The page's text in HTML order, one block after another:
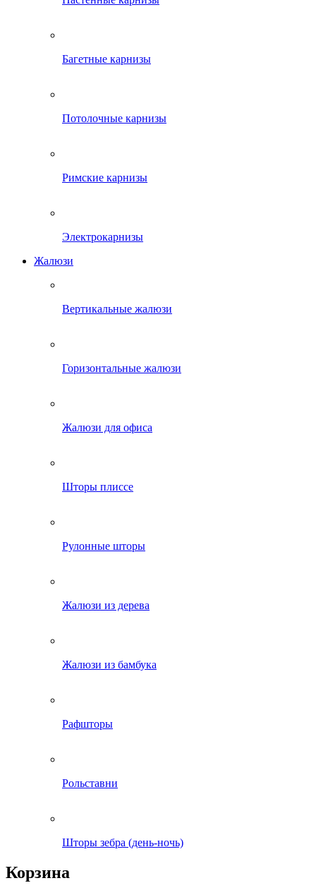
Багетные карнизы
Потолочные карнизы
Римские карнизы
Электрокарнизы
Жалюзи
Вертикальные жалюзи
Горизонтальные жалюзи
Жалюзи для офиса
Шторы плиссе
Рулонные шторы
Жалюзи из дерева
Жалюзи из бамбука
Рафшторы
Рольставни
Шторы зебра (день-ночь)
Корзина